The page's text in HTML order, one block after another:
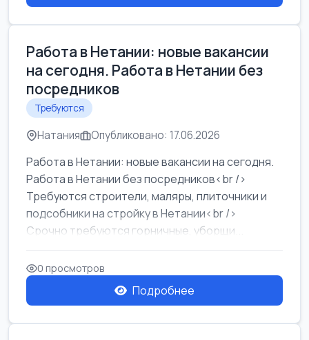
Работа в Нетании: новые вакансии
на сегодня. Работа в Нетании без
посредников
Требуются
Натания Опубликовано: 17.06.2026
Работа в Нетании: новые вакансии на сегодня.
Работа в Нетании без посредников<br />
Требуются строители, маляры, плиточники и
подсобники на стройку в Нетании<br />
Срочно требуются горничные, уборщи...
0 просмотров
Подробнее